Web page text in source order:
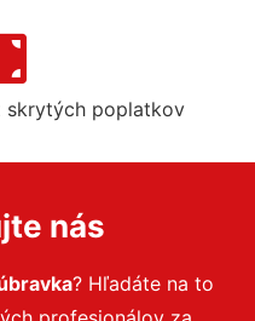
skrytých poplatkov
nás
? Hľadáte na to